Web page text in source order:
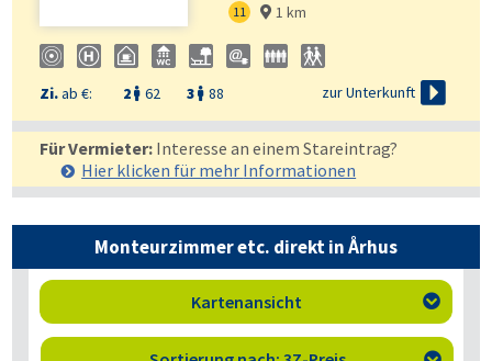
11  1 km
Zi.ab €: 2  62 3  88 zur Unterkunft 
Für Vermieter: Interesse an einem Stareintrag?
Hier klicken für mehr Informationen
Monteurzimmer etc. direkt in Århus
Kartenansicht 